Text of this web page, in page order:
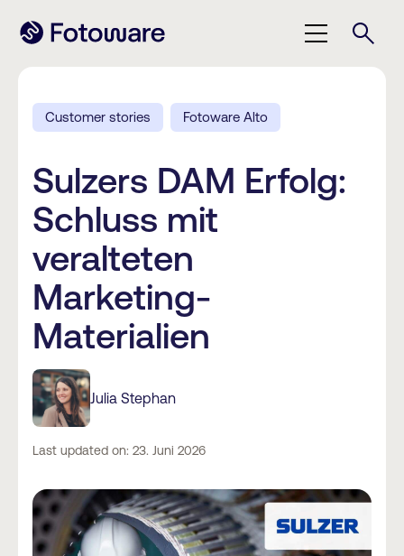
Customer stories Fotoware Alto
Sulzers DAM Erfolg:
Schluss mit
veralteten
Marketing-
Materialien
Julia Stephan
Last updated on: 23. Juni 2026